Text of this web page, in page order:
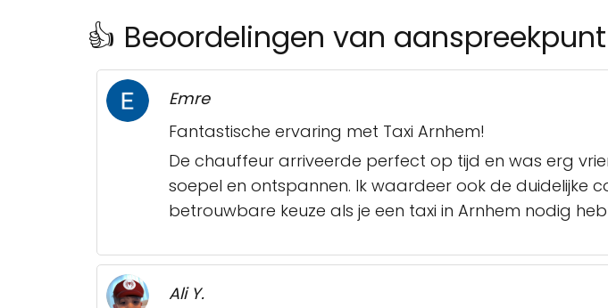
👍 Beoordelingen van
Emre
Fantastische ervaring met Taxi Arnhem!
De chauffeur arriveerde perfect op tijd en was erg
soepel en ontspannen. Ik waardeer ook de duidelijke
betrouwbare keuze als je een taxi in Arnhem nodig
Ali Y.